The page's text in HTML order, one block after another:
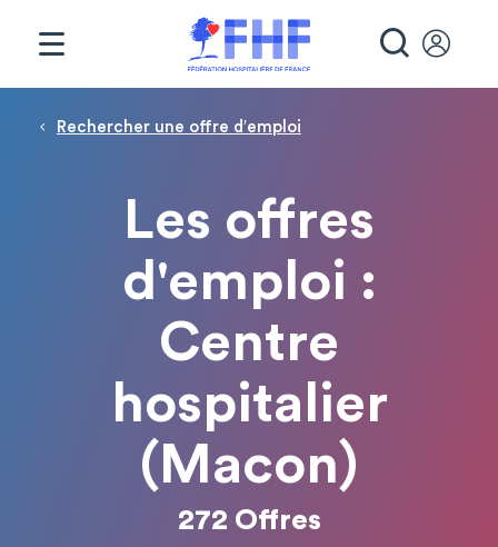
Fil d'Ariane
Rechercher une offre d′emploi
Les offres
d'emploi :
Centre
hospitalier
(Macon)
272 Offres
Panneau de gestion des cookies